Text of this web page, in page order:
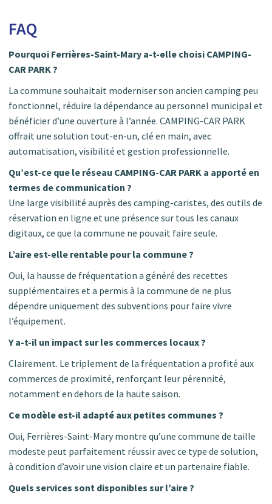
FAQ
Pourquoi Ferrières-Saint-Mary a-t-elle choisi CAMPING-
CAR PARK ?
La commune souhaitait moderniser son ancien camping peu
fonctionnel, réduire la dépendance au personnel municipal et
bénéficier d’une ouverture à l’année. CAMPING-CAR PARK
offrait une solution tout-en-un, clé en main, avec
automatisation, visibilité et gestion professionnelle.
Qu’est-ce que le réseau CAMPING-CAR PARK a apporté en
termes de communication ?
Une large visibilité auprès des camping-caristes, des outils de
réservation en ligne et une présence sur tous les canaux
digitaux, ce que la commune ne pouvait faire seule.
L’aire est-elle rentable pour la commune ?
Oui, la hausse de fréquentation a généré des recettes
supplémentaires et a permis à la commune de ne plus
dépendre uniquement des subventions pour faire vivre
l’équipement.
Y a-t-il un impact sur les commerces locaux ?
Clairement. Le triplement de la fréquentation a profité aux
commerces de proximité, renforçant leur pérennité,
notamment en dehors de la haute saison.
Ce modèle est-il adapté aux petites communes ?
Oui, Ferrières-Saint-Mary montre qu’une commune de taille
modeste peut parfaitement réussir avec ce type de solution,
à condition d’avoir une vision claire et un partenaire fiable.
Quels services sont disponibles sur l’aire ?